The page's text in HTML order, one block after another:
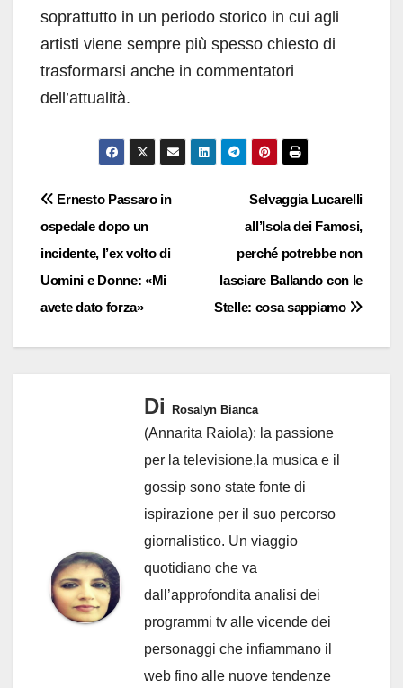
soprattutto in un periodo storico in cui agli
artisti viene sempre più spesso chiesto di
trasformarsi anche in commentatori
dell’attualità.
Navigazione
articoli
Selvaggia Lucarelli
all’Isola dei Famosi,
perché potrebbe non
lasciare Ballando con le
Stelle: cosa sappiamo
Ernesto Passaro in
ospedale dopo un
incidente, l’ex volto di
Uomini e Donne: «Mi
avete dato forza»
Di Rosalyn Bianca
(Annarita Raiola): la passione
per la televisione,la musica e il
gossip sono state fonte di
ispirazione per il suo percorso
giornalistico. Un viaggio
quotidiano che va
dall’approfondita analisi dei
programmi tv alle vicende dei
personaggi che infiammano il
web fino alle nuove tendenze